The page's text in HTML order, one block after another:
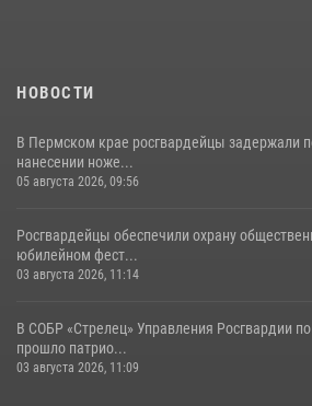
НОВОСТИ
В Пермском крае росгвардейцы задержали
нанесении ноже...
05 августа 2026, 09:56
Росгвардейцы обеспечили охрану
юбилейном фест...
03 августа 2026, 11:14
В СОБР «Стрелец» Управления Росгвардии
прошло патрио...
03 августа 2026, 11:09